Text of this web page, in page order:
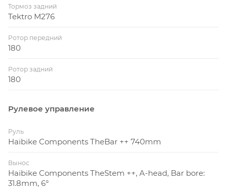
Тормоз задний
Tektro M276
Ротор передний
180
Ротор задний
180
Рулевое управление
Руль
Haibike Components TheBar ++ 740mm
Вынос
Haibike Components TheStem ++, A-head, Bar bore:
31.8mm, 6°